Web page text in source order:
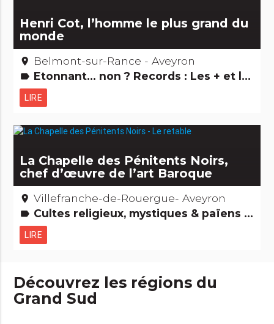
Henri Cot, l’homme le plus grand du
monde
place Belmont-sur-Rance - Aveyron
label Etonnant... non ? Records : Les + et les - Gens d'ici
LIRE
La Chapelle des Pénitents Noirs,
chef d’œuvre de l’art Baroque
place Villefranche-de-Rouergue- Aveyron
label Cultes religieux, mystiques & païens Edifices remarquables
LIRE
Découvrez les régions du
Grand Sud